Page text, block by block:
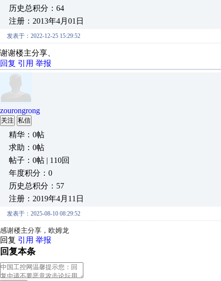
历史总积分：64
注册：2013年4月01日
发表于：2022-12-25 15:29:52
谢谢楼主分享、
回复 引用 举报
zourongrong
关注 私信
精华：0帖
求助：0帖
帖子：0帖 | 110回
年度积分：0
历史总积分：57
注册：2019年4月11日
发表于：2025-08-10 08:29:52
感谢楼主分享，欧姆龙
回复 引用 举报
回复本条